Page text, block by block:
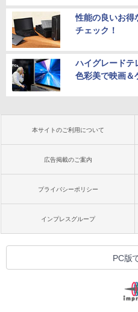
性能の良いお得
チェック！
ハイグレードテ
色彩美で映画＆
本サイトのご利用について
広告掲載のご案内
プライバシーポリシー
インプレスグループ
PC版